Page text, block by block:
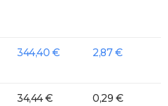
344,40 € 2,87 €
34,44 € 0,29 €